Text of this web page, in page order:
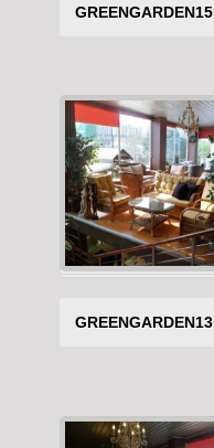
GREENGARDEN15
GREENGARDEN13